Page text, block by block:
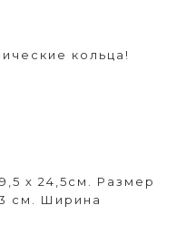
кольца!
х 24,5см. Размер
см. Ширина